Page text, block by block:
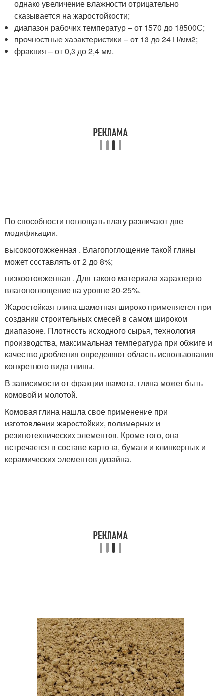
однако увеличение влажности отрицательно
сказывается на жаростойкости;
диапазон рабочих температур – от 1570 до 18500С;
прочностные характеристики – от 13 до 24 Н/мм2;
фракция – от 0,3 до 2,4 мм.
По способности поглощать влагу различают две
модификации:
высокоотожженная . Влагопоглощение такой глины
может составлять от 2 до 8%;
низкоотожженная . Для такого материала характерно
влагопоглощение на уровне 20-25%.
Жаростойкая глина шамотная широко применяется при
создании строительных смесей в самом широком
диапазоне. Плотность исходного сырья, технология
производства, максимальная температура при обжиге и
качество дробления определяют область использования
конкретного вида глины.
В зависимости от фракции шамота, глина может быть
комовой и молотой.
Комовая глина нашла свое применение при
изготовлении жаростойких, полимерных и
резинотехнических элементов. Кроме того, она
встречается в составе картона, бумаги и клинкерных и
керамических элементов дизайна.